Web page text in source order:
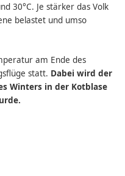
30°C. Je stärker das Volk
belastet und umso
am Ende des
statt. Dabei wird der
Winters in der Kotblase